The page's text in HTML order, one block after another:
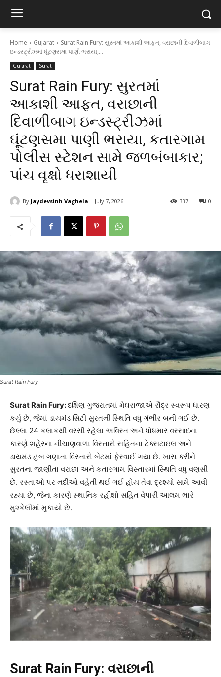
Home Gujarat
Surat Rain Fury: સુરતમાં આકાશી આફત, વરાછાની દિવાળીબાગ
ઇન્ડસ્ટ્રીઝમાં ઘૂંટણસમા પાણી ભરાયા,...
Gujarat Surat
Surat Rain Fury: સુરતમાં
આકાશી આફત, વરાછાની
દિવાળીબાગ ઇન્ડસ્ટ્રીઝમાં
ઘૂંટણસમા પાણી ભરાયા, કતારગામ
પોલીસ સ્ટેશન સામે જળબંબાકાર;
પાંચ વૃક્ષો ધરાશાયી
By Jaydevsinh Vaghela July 7, 2026 0
337
Surat Rain Fury
Surat Rain Fury:દક્ષિણ ગુજરાતમાં મેઘરાજાએ રૌદ્ર સ્વરૂપ ધારણ
કર્યું છે, જેમાં ડાયમંડ સિટી સુરતની સ્થિતિ વધુ ગંભીર બની ગઈ છે.
છેલ્લા 24 કલાકથી વરસી રહેલા અવિરત અને ધોધમાર વરસાદના
કારણે શહેરના નીચાણવાળા વિસ્તારો સહિતના ટેક્સટાઇલ અને
ડાયમંડ હબ ગણાતા વિસ્તારો બેટમાં ફેરવાઈ ગયા છે. ખાસ કરીને
સુરતના જાણીતા વરાછા અને કતારગામ વિસ્તારમાં સ્થિતિ વધુ વણસી
છે. રસ્તાઓ પર નદીઓ વહેતી થઈ ગઈ હોય તેવા દ્રશ્યો સામે આવી
રહ્યા છે, જેના કારણે સ્થાનિક રહીશો સહિત વેપારી આલમ ભારે
મુશ્કેલીમાં મુકાયો છે.
Surat Rain Fury: વરાછાની